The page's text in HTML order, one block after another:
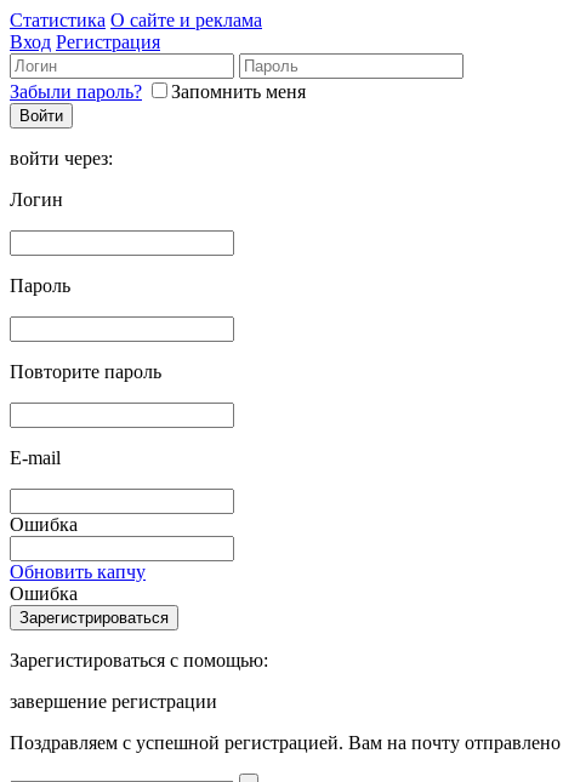
Статистика О сайте и реклама
Вход Регистрация
Забыли пароль? Запомнить меня
войти через:
Логин
Пароль
Повторите пароль
E-mail
Ошибка
Обновить капчу
Ошибка
Зарегистироваться с помощью:
завершение регистрации
Поздравляем с успешной регистрацией. Вам на почту